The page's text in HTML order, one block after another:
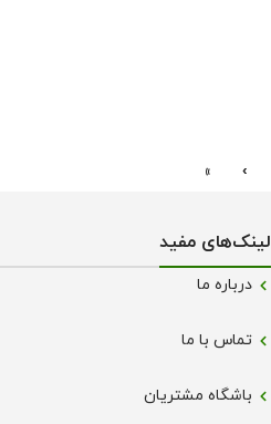
›
»
لینک‌های مفید
درباره ما
تماس با ما
باشگاه مشتریان